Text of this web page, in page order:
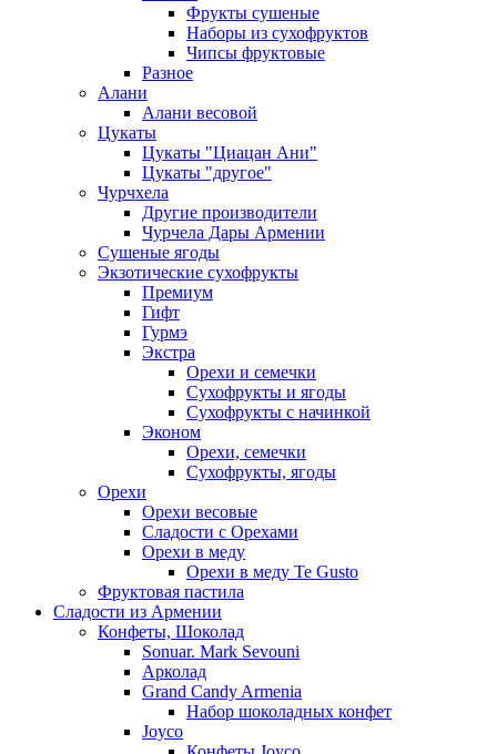
Фрукты сушеные
Наборы из сухофруктов
Чипсы фруктовые
Разное
Алани
Алани весовой
Цукаты
Цукаты "Циацан Ани"
Цукаты "другое"
Чурчхела
Другие производители
Чурчела Дары Армении
Сушеные ягоды
Экзотические сухофрукты
Премиум
Гифт
Гурмэ
Экстра
Орехи и семечки
Сухофрукты и ягоды
Сухофрукты с начинкой
Эконом
Орехи, семечки
Сухофрукты, ягоды
Орехи
Орехи весовые
Сладости с Орехами
Орехи в меду
Орехи в меду Te Gusto
Фруктовая пастила
Сладости из Армении
Конфеты, Шоколад
Sonuar. Mark Sevouni
Арколад
Grand Candy Armenia
Набор шоколадных конфет
Joyco